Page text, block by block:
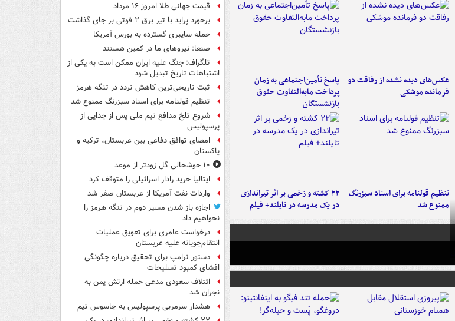
عکس‌های دیده نشده از رفاقت دو
فرمانده‌ موشکی
پاسخ تأمین‌اجتماعی به زمان
پرداخت مابه‌التفاوت حقوق
بازنشستگان
تنظیم قولنامه برای اسناد سبزرنگ
ممنوع شد
۲۲ کشته و زخمی بر اثر تیراندازی
در یک مدرسه در تایلند+ فیلم
قیمت جهانی طلا امروز ۱۶ مرداد
برخورد پراید با تیر برق ۲ فوتی بر جای گذاشت
حمله سایبری گسترده به بورس آمریکا
صنعا: نیروهای ما در کمین‌ هستند
تلگراف: جنگ علیه ایران ممکن است به یکی از
اشتباهات تاریخ تبدیل شود
ثبت تاریخی‌ترین کاهش تردد در تنگه هرمز
تنظیم قولنامه برای اسناد سبزرنگ ممنوع شد
شروع تلخ مدافع تیم ملی پس از جدایی از
پرسپولیس
امضای توافق دفاعی بین عربستان، ترکیه و
پاکستان
۱۰ خوشحالی گل زودتر از موعد
ایتالیا خرید رادار اسرائیلی را متوقف کرد
واردات نفت آمریکا از عربستان صفر شد
اجازه باز شدن مسیر دوم در تنگه هرمز را
نخواهیم داد
درخواست عامری برای تعویق عملیات
انتقام‌جویانه علیه عربستان
دستور ترامپ برای تحقیق درباره چگونگی
افشای کمبود تسلیحات
ائتلاف سعودی مدعی حمله ارتش یمن به
نجران شد
هشدار سرمربی پرسپولیس به جاسوس تیم